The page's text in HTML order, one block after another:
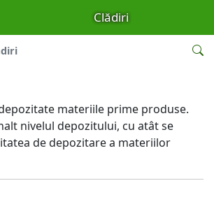
Clădiri
materiile prime produse.
nivelul depozitului, cu atât se
de depozitare a materiilor